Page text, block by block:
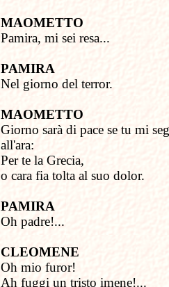
MAOMETTO
Pamira, mi sei resa...
PAMIRA
Nel giorno del terror.
MAOMETTO
Giorno sarà di pace se tu mi
all'ara:
Per te la Grecia,
o cara fia tolta al suo dolor.
PAMIRA
Oh padre!...
CLEOMENE
Oh mio furor!
Ah fuggi un tristo imene!...